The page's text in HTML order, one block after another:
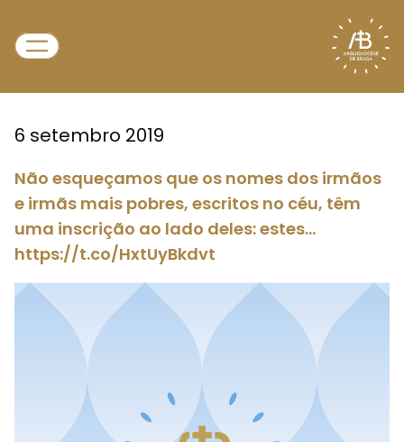
6 setembro 2019
Não esqueçamos que os nomes dos irmãos
e irmãs mais pobres, escritos no céu, têm
uma inscrição ao lado deles: estes…
https://t.co/HxtUyBkdvt